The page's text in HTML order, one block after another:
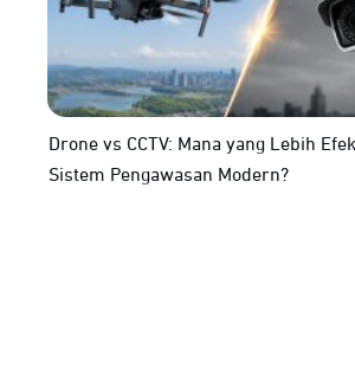
Drone vs CCTV: Mana yang Lebih
Sistem Pengawasan Modern?